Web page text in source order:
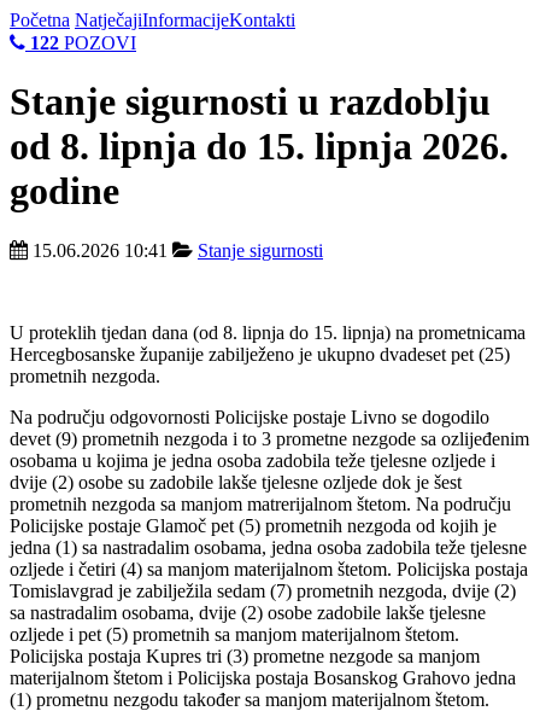
Početna NatječajiInformacijeKontakti
122 POZOVI
Stanje sigurnosti u razdoblju
od 8. lipnja do 15. lipnja 2026.
godine
15.06.2026 10:41 Stanje sigurnosti
U proteklih tjedan dana (od 8. lipnja do 15. lipnja) na prometnicama
Hercegbosanske županije zabilježeno je ukupno dvadeset pet (25)
prometnih nezgoda.
Na području odgovornosti Policijske postaje Livno se dogodilo
devet (9) prometnih nezgoda i to 3 prometne nezgode sa ozlijeđenim
osobama u kojima je jedna osoba zadobila teže tjelesne ozljede i
dvije (2) osobe su zadobile lakše tjelesne ozljede dok je šest
prometnih nezgoda sa manjom matrerijalnom štetom. Na području
Policijske postaje Glamoč pet (5) prometnih nezgoda od kojih je
jedna (1) sa nastradalim osobama, jedna osoba zadobila teže tjelesne
ozljede i četiri (4) sa manjom materijalnom štetom. Policijska postaja
Tomislavgrad je zabilježila sedam (7) prometnih nezgoda, dvije (2)
sa nastradalim osobama, dvije (2) osobe zadobile lakše tjelesne
ozljede i pet (5) prometnih sa manjom materijalnom štetom.
Policijska postaja Kupres tri (3) prometne nezgode sa manjom
materijalnom štetom i Policijska postaja Bosanskog Grahovo jedna
(1) prometnu nezgodu također sa manjom materijalnom štetom.